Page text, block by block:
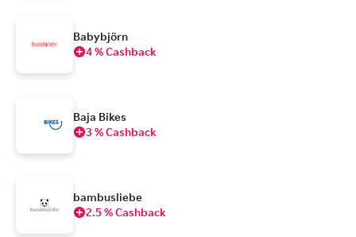
Babybjörn
4 % Cashback
Baja Bikes
3 % Cashback
bambusliebe
2.5 % Cashback